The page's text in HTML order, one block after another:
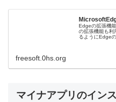
Edgeの拡張機
の拡張機能も利
るようにEdge
freesoft.0hs.org
マイナアプリのイン